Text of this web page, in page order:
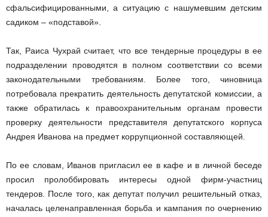
сфальсифицированными, а ситуацию с нашумевшим детским
садиком – «подставой».
Так, Раиса Чухрай считает, что все тендерные процедуры в ее
подразделении проводятся в полном соответствии со всеми
законодательными требованиям. Более того, чиновница
потребовала прекратить деятельность депутатской комиссии, а
также обратилась к правоохранительным органам провести
проверку деятельности представителя депутатского корпуса
Андрея Иванова на предмет коррупционной составляющей.
По ее словам, Иванов пригласил ее в кафе и в личной беседе
просил пролоббировать интересы одной фирм-участниц
тендеров. После того, как депутат получил решительный отказ,
началась целенаправленная борьба и кампания по очернению